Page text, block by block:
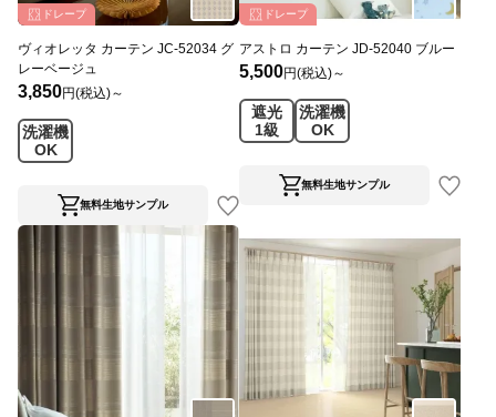
ドレープ
ヴィオレッタ カーテン JC-52034 グ
レーベージュ
3,850円(税込)～
洗濯機
OK
無料生地サンプル
ドレープ
アストロ カーテン JD-52040 ブルー
5,500円(税込)～
遮光
1級
洗濯機
OK
無料生地サンプル